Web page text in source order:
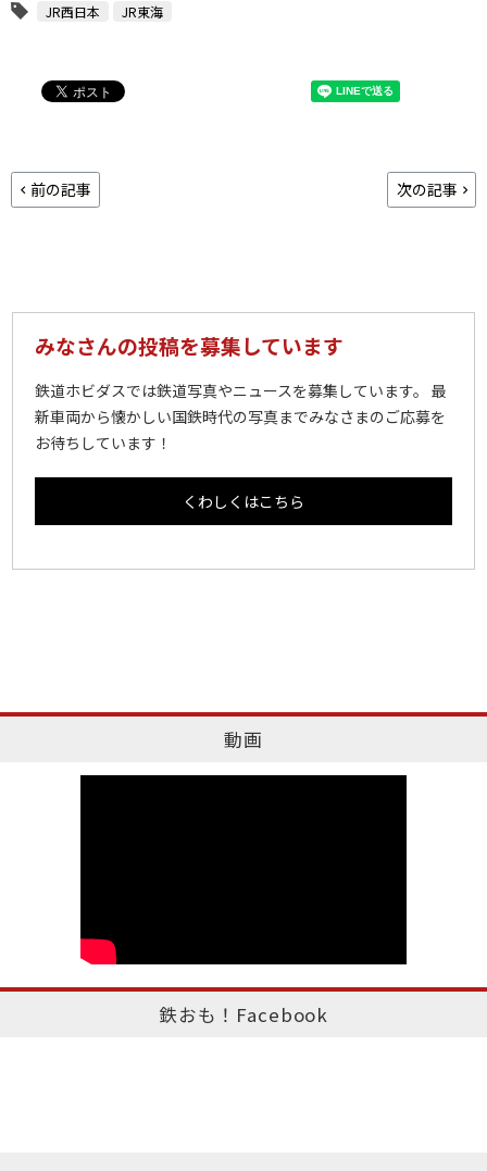
JR西日本 JR東海
前の記事 次の記事
みなさんの投稿を募集しています
鉄道ホビダスでは鉄道写真やニュースを募集しています。 最
新車両から懐かしい国鉄時代の写真までみなさまのご応募を
お待ちしています！
くわしくはこちら
動画
鉄おも！Facebook